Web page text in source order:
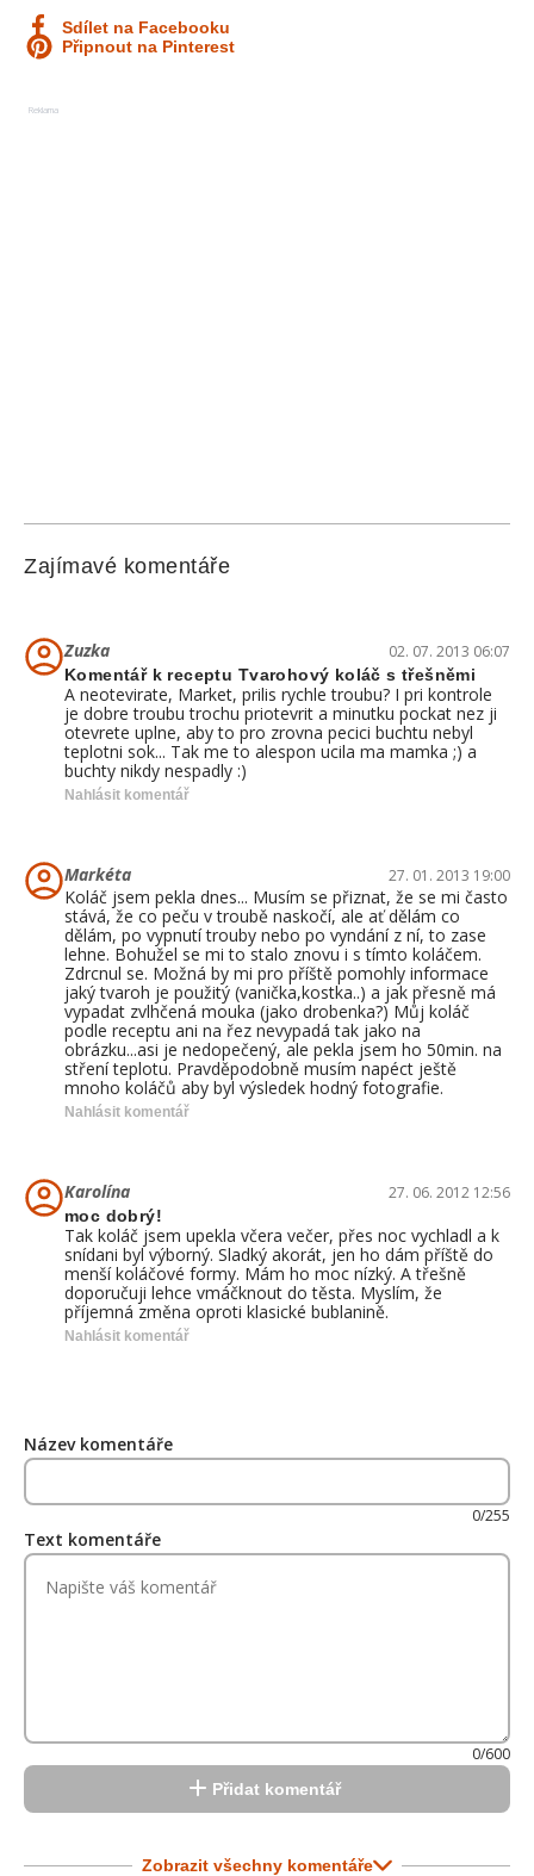
Sdílet na Facebooku
Připnout na Pinterest
Reklama
Zajímavé komentáře
Zuzka 02. 07. 2013 06:07
Komentář k receptu Tvarohový koláč s třešněmi
A neotevirate, Market, prilis rychle troubu? I pri kontrole
je dobre troubu trochu priotevrit a minutku pockat nez ji
otevrete uplne, aby to pro zrovna pecici buchtu nebyl
teplotni sok... Tak me to alespon ucila ma mamka ;) a
buchty nikdy nespadly :)
Nahlásit komentář
Markéta 27. 01. 2013 19:00
Koláč jsem pekla dnes... Musím se přiznat, že se mi často
stává, že co peču v troubě naskočí, ale ať dělám co
dělám, po vypnutí trouby nebo po vyndání z ní, to zase
lehne. Bohužel se mi to stalo znovu i s tímto koláčem.
Zdrcnul se. Možná by mi pro příště pomohly informace
jaký tvaroh je použitý (vanička,kostka..) a jak přesně má
vypadat zvlhčená mouka (jako drobenka?) Můj koláč
podle receptu ani na řez nevypadá tak jako na
obrázku...asi je nedopečený, ale pekla jsem ho 50min. na
stření teplotu. Pravděpodobně musím napéct ještě
mnoho koláčů aby byl výsledek hodný fotografie.
Nahlásit komentář
Karolína 27. 06. 2012 12:56
moc dobrý!
Tak koláč jsem upekla včera večer, přes noc vychladl a k
snídani byl výborný. Sladký akorát, jen ho dám příště do
menší koláčové formy. Mám ho moc nízký. A třešně
doporučuji lehce vmáčknout do těsta. Myslím, že
příjemná změna oproti klasické bublanině.
Nahlásit komentář
Název komentáře
0/255
Text komentáře
0/600
Přidat komentář
Zobrazit všechny komentáře